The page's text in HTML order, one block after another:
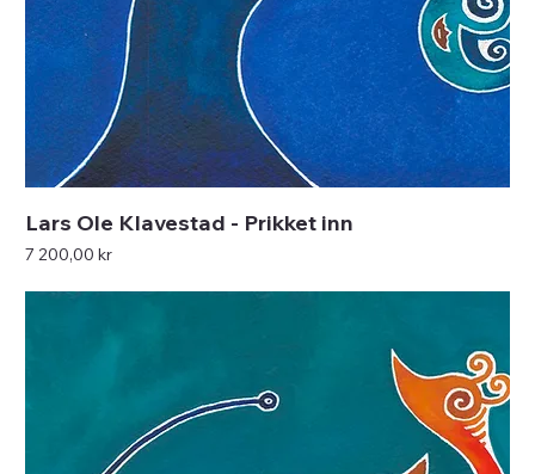
Lars Ole Klavestad - Prikket inn
Pris
7 200,00 kr